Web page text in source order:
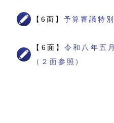
【6面】 予算審議特
【6面】令和八年五
（２面参照）